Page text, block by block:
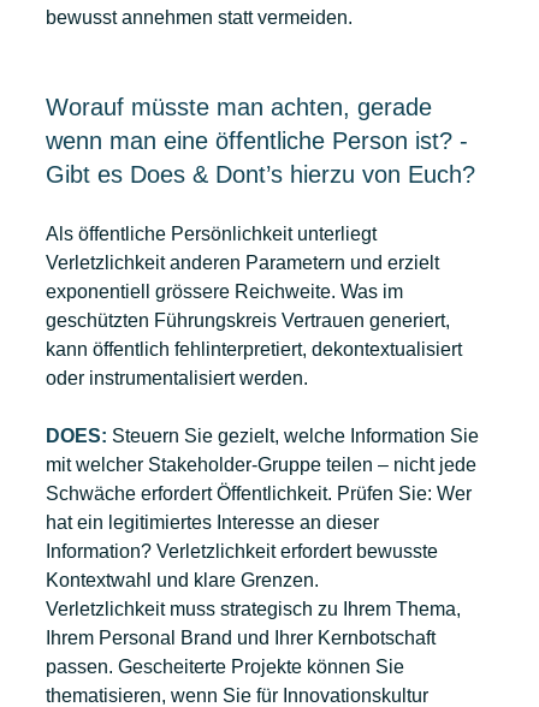
bewusst annehmen statt vermeiden.
Worauf müsste man achten, gerade
wenn man eine öffentliche Person ist? -
Gibt es Does & Dont’s hierzu von Euch?
Als öffentliche Persönlichkeit unterliegt
Verletzlichkeit anderen Parametern und erzielt
exponentiell grössere Reichweite. Was im
geschützten Führungskreis Vertrauen generiert,
kann öffentlich fehlinterpretiert, dekontextualisiert
oder instrumentalisiert werden.
DOES: Steuern Sie gezielt, welche Information Sie
mit welcher Stakeholder-Gruppe teilen – nicht jede
Schwäche erfordert Öffentlichkeit. Prüfen Sie: Wer
hat ein legitimiertes Interesse an dieser
Information? Verletzlichkeit erfordert bewusste
Kontextwahl und klare Grenzen.
Verletzlichkeit muss strategisch zu Ihrem Thema,
Ihrem Personal Brand und Ihrer Kernbotschaft
passen. Gescheiterte Projekte können Sie
thematisieren, wenn Sie für Innovationskultur